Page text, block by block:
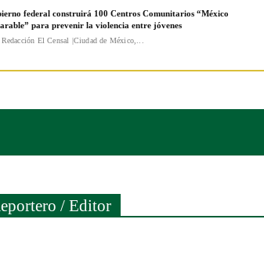
federal construirá 100 Centros Comunitarios “México
para prevenir la violencia entre jóvenes
El Censal |Ciudad de México,...
/ Editor